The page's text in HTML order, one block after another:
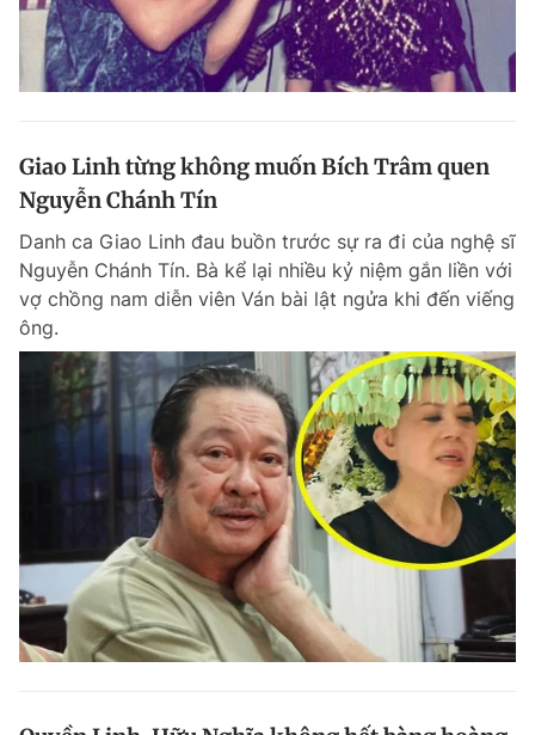
Giao Linh từng không muốn Bích Trâm quen
Nguyễn Chánh Tín
Danh ca Giao Linh đau buồn trước sự ra đi của nghệ sĩ
Nguyễn Chánh Tín. Bà kể lại nhiều kỷ niệm gắn liền với
vợ chồng nam diễn viên Ván bài lật ngửa khi đến viếng
ông.